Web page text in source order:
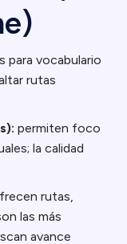
para vocabulario
rutas
permiten foco
la calidad
rutas,
las más
avance